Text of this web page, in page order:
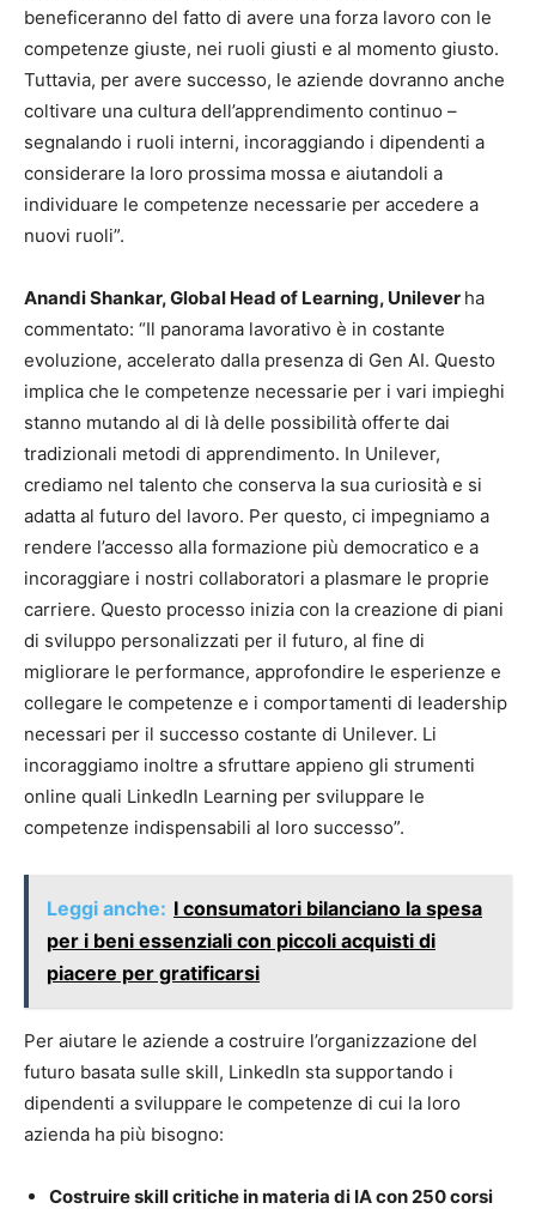
beneficeranno del fatto di avere una forza lavoro con le
competenze giuste, nei ruoli giusti e al momento giusto.
Tuttavia, per avere successo, le aziende dovranno anche
coltivare una cultura dell’apprendimento continuo –
segnalando i ruoli interni, incoraggiando i dipendenti a
considerare la loro prossima mossa e aiutandoli a
individuare le competenze necessarie per accedere a
nuovi ruoli”.
Anandi Shankar, Global Head of Learning, Unilever ha
commentato: “Il panorama lavorativo è in costante
evoluzione, accelerato dalla presenza di Gen AI. Questo
implica che le competenze necessarie per i vari impieghi
stanno mutando al di là delle possibilità offerte dai
tradizionali metodi di apprendimento. In Unilever,
crediamo nel talento che conserva la sua curiosità e si
adatta al futuro del lavoro. Per questo, ci impegniamo a
rendere l’accesso alla formazione più democratico e a
incoraggiare i nostri collaboratori a plasmare le proprie
carriere. Questo processo inizia con la creazione di piani
di sviluppo personalizzati per il futuro, al fine di
migliorare le performance, approfondire le esperienze e
collegare le competenze e i comportamenti di leadership
necessari per il successo costante di Unilever. Li
incoraggiamo inoltre a sfruttare appieno gli strumenti
online quali LinkedIn Learning per sviluppare le
competenze indispensabili al loro successo”.
Leggi anche: I consumatori bilanciano la spesa
per i beni essenziali con piccoli acquisti di
piacere per gratificarsi
Per aiutare le aziende a costruire l’organizzazione del
futuro basata sulle skill, LinkedIn sta supportando i
dipendenti a sviluppare le competenze di cui la loro
azienda ha più bisogno:
Costruire skill critiche in materia di IA con 250 corsi